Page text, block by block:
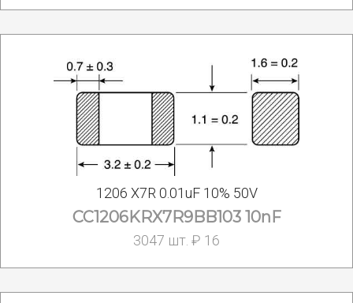
1206 X7R 0.01uF 10% 50V
CC1206KRX7R9BB103 10nF
3047 шт. ₽ 16